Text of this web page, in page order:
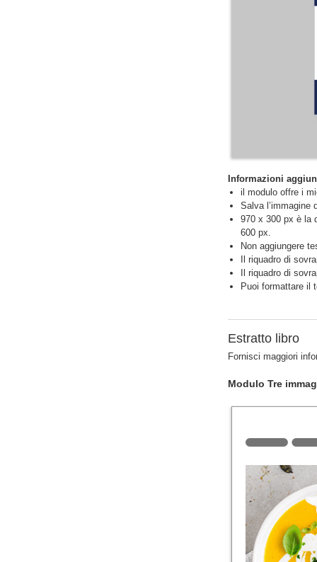
Informazioni
il modulo offre i
Salva l’immagine
970 x 300 px è la
600 px.
Non aggiungere
Il riquadro di
Il riquadro di
Puoi formattare il
Estratto libro
Fornisci maggiori
Modulo Tre